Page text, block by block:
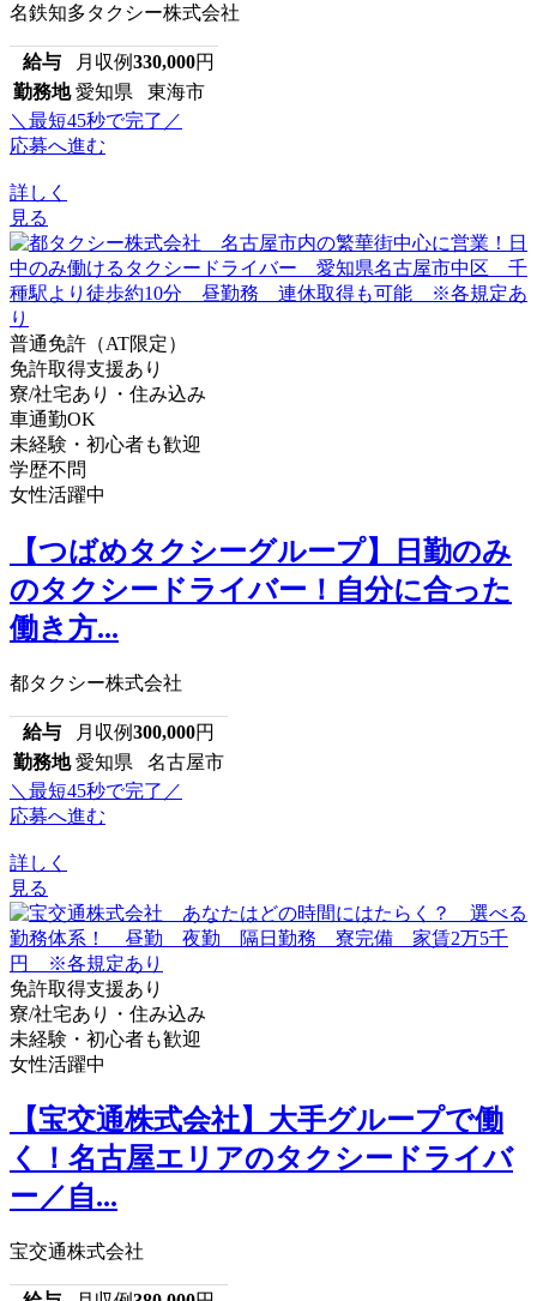
名鉄知多タクシー株式会社
給与 月収例330,000円
勤務地 愛知県 東海市
＼最短45秒で完了／
応募へ進む
詳しく
見る
普通免許（AT限定）
免許取得支援あり
寮/社宅あり・住み込み
車通勤OK
未経験・初心者も歓迎
学歴不問
女性活躍中
【つばめタクシーグループ】日勤のみ
のタクシードライバー！自分に合った
働き方...
都タクシー株式会社
給与 月収例300,000円
勤務地 愛知県 名古屋市
＼最短45秒で完了／
応募へ進む
詳しく
見る
免許取得支援あり
寮/社宅あり・住み込み
未経験・初心者も歓迎
女性活躍中
【宝交通株式会社】大手グループで働
く！名古屋エリアのタクシードライバ
ー／自...
宝交通株式会社